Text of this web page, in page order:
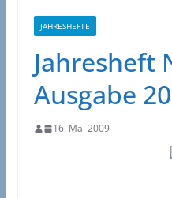
JAHRESHEFTE
Jahresheft
Ausgabe
16. Mai 2009